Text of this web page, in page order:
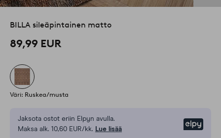
BILLA sileäpintainen matto
89,99 EUR
Väri: Ruskea/musta
Jaksota ostot eriin Elpyn avulla.
Maksa alk. 10,60 EUR/kk. Lue lisää